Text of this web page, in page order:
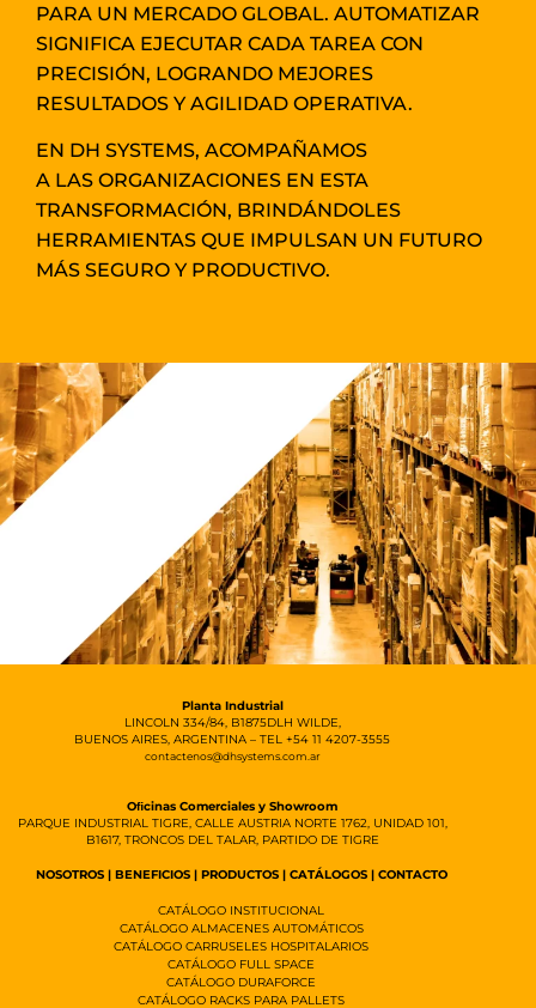
PARA UN MERCADO GLOBAL. AUTOMATIZAR
SIGNIFICA EJECUTAR CADA TAREA CON
PRECISIÓN, LOGRANDO MEJORES
RESULTADOS Y AGILIDAD OPERATIVA.
EN DH SYSTEMS, ACOMPAÑAMOS
A LAS ORGANIZACIONES EN ESTA
TRANSFORMACIÓN, BRINDÁNDOLES
HERRAMIENTAS QUE IMPULSAN UN FUTURO
MÁS SEGURO Y PRODUCTIVO.
Planta Industrial
LINCOLN 334/84, B1875DLH WILDE,
BUENOS AIRES, ARGENTINA – TEL +54 11 4207-3555
contactenos@dhsystems.com.ar
Oﬁcinas Comerciales y Showroom
PARQUE INDUSTRIAL TIGRE, CALLE AUSTRIA NORTE 1762, UNIDAD 101,
B1617, TRONCOS DEL TALAR, PARTIDO DE TIGRE
NOSOTROS| BENEFICIOS| PRODUCTOS| CATÁLOGOS| CONTACTO
CATÁLOGO INSTITUCIONAL
CATÁLOGO ALMACENES AUTOMÁTICOS
CATÁLOGO CARRUSELES HOSPITALARIOS
CATÁLOGO FULL SPACE
CATÁLOGO DURAFORCE
CATÁLOGO RACKS PARA PALLETS